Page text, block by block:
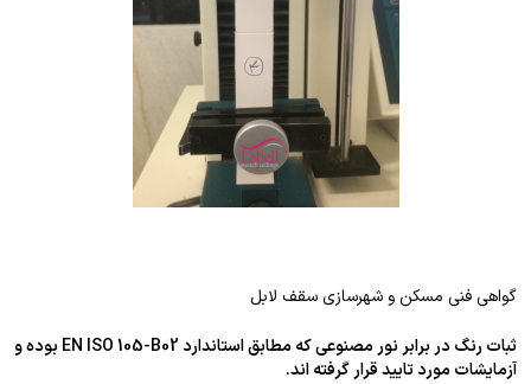
گواهی فنی مسکن و شهرسازی سقف لابل
ثبات رنگ در برابر نور مصنوعی که مطابق استاندارد EN ISO 105-B02 بوده و
آزمایشات مورد تایید قرار گرفته اند.